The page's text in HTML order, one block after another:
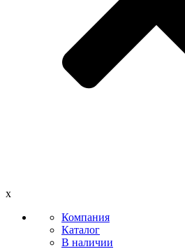
x
Компания
Каталог
В наличии